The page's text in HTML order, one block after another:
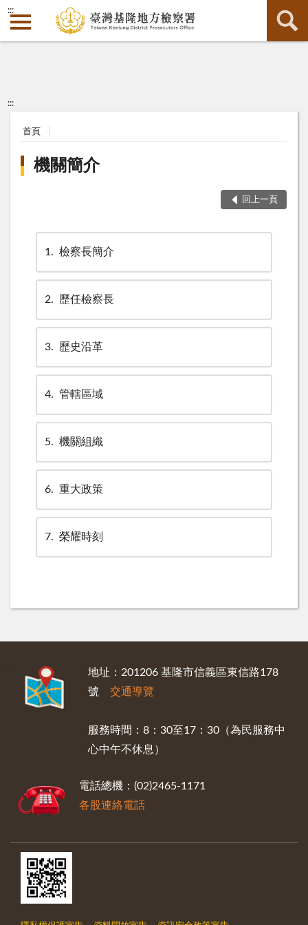
:::
:::
首頁
機關簡介
回上一頁
1 檢察長簡介
2 歷任檢察長
3 歷史沿革
4 管轄區域
5 機關組織
6 重大政策
7 榮耀時刻
地址：201206 基隆市信義區東信路178
號 交通導覽
服務時間：8：30至17：30（為民服務中
心中午不休息）
電話總機：(02)2465-1171
各股連絡電話